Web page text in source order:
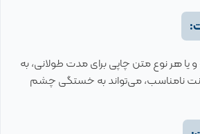
یا هر نوع متن چاپی برای مدت طولانی، به
فونت نامناسب، می‌تواند به خستگی چشم